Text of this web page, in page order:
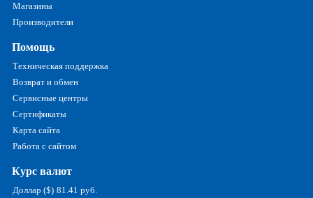
Магазины
Производители
Помощь
Техническая поддержка
Возврат и обмен
Сервисные центры
Сертификаты
Карта сайта
Работа с сайтом
Курс валют
Доллар ($) 81.41 руб.